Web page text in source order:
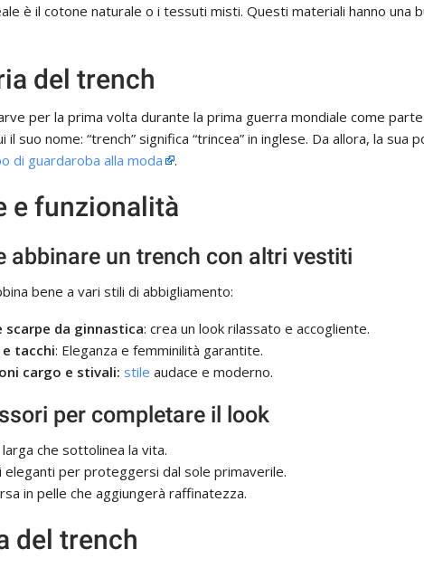
è il cotone naturale o i tessuti misti. Questi materiali hanno una
del trench
per la prima volta durante la prima guerra mondiale come
il suo nome: “trench” significa “trincea” in inglese. Da allora, la sua
di guardaroba alla moda .
e funzionalità
abbinare un trench con altri vestiti
bene a vari stili di abbigliamento:
scarpe da ginnastica: crea un look rilassato e accogliente.
e tacchi: Eleganza e femminilità garantite.
cargo e stivali: stile audace e moderno.
per completare il look
che sottolinea la vita.
eleganti per proteggersi dal sole primaverile.
in pelle che aggiungerà raffinatezza.
del trench